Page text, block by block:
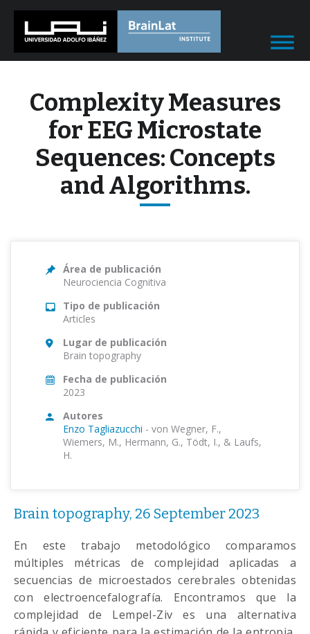
Complexity Measures
for EEG Microstate
Sequences: Concepts
and Algorithms.
Área de publicación
Neurociencia Cognitiva
Tipo de publicación
Articles
Lugar de publicación
Brain topography
Fecha de publicación
2023
Autores
Enzo Tagliazucchi - von Wegner, F.,
Wiemers, M., Hermann, G., Tödt, I., & Laufs,
H.
Brain topography, 26 September 2023
En este trabajo metodológico comparamos
múltiples métricas de complejidad aplicadas a
secuencias de microestados cerebrales obtenidas
con electroencefalografía. Encontramos que la
complejidad de Lempel-Ziv es una alternativa